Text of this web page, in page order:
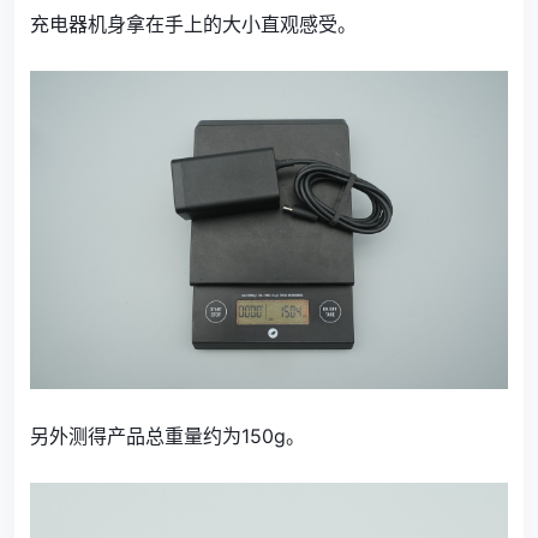
充电器机身拿在手上的大小直观感受。
另外测得产品总重量约为150g。